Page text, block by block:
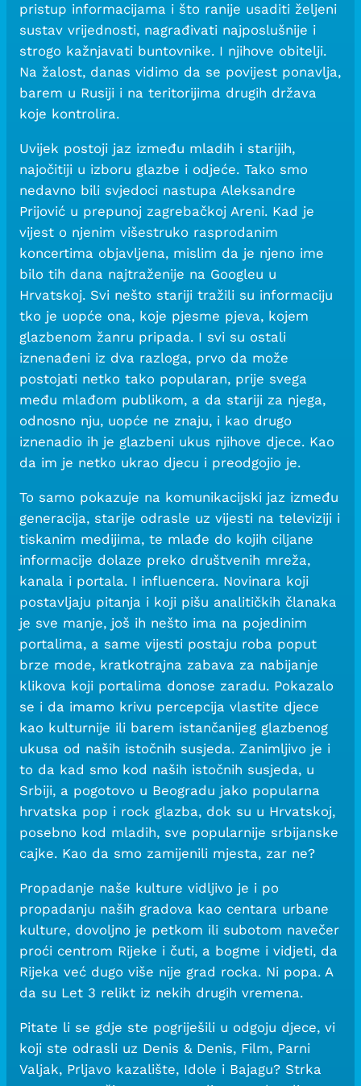
pristup informacijama i što ranije usaditi željeni
sustav vrijednosti, nagrađivati najposlušnije i
strogo kažnjavati buntovnike. I njihove obitelji.
Na žalost, danas vidimo da se povijest ponavlja,
barem u Rusiji i na teritorijima drugih država
koje kontrolira.
Uvijek postoji jaz između mladih i starijih,
najočitiji u izboru glazbe i odjeće. Tako smo
nedavno bili svjedoci nastupa Aleksandre
Prijović u prepunoj zagrebačkoj Areni. Kad je
vijest o njenim višestruko rasprodanim
koncertima objavljena, mislim da je njeno ime
bilo tih dana najtraženije na Googleu u
Hrvatskoj. Svi nešto stariji tražili su informaciju
tko je uopće ona, koje pjesme pjeva, kojem
glazbenom žanru pripada. I svi su ostali
iznenađeni iz dva razloga, prvo da može
postojati netko tako popularan, prije svega
među mlađom publikom, a da stariji za njega,
odnosno nju, uopće ne znaju, i kao drugo
iznenadio ih je glazbeni ukus njihove djece. Kao
da im je netko ukrao djecu i preodgojio je.
To samo pokazuje na komunikacijski jaz između
generacija, starije odrasle uz vijesti na televiziji i
tiskanim medijima, te mlađe do kojih ciljane
informacije dolaze preko društvenih mreža,
kanala i portala. I influencera. Novinara koji
postavljaju pitanja i koji pišu analitičkih članaka
je sve manje, još ih nešto ima na pojedinim
portalima, a same vijesti postaju roba poput
brze mode, kratkotrajna zabava za nabijanje
klikova koji portalima donose zaradu. Pokazalo
se i da imamo krivu percepcija vlastite djece
kao kulturnije ili barem istančanijeg glazbenog
ukusa od naših istočnih susjeda. Zanimljivo je i
to da kad smo kod naših istočnih susjeda, u
Srbiji, a pogotovo u Beogradu jako popularna
hrvatska pop i rock glazba, dok su u Hrvatskoj,
posebno kod mladih, sve popularnije srbijanske
cajke. Kao da smo zamijenili mjesta, zar ne?
Propadanje naše kulture vidljivo je i po
propadanju naših gradova kao centara urbane
kulture, dovoljno je petkom ili subotom navečer
proći centrom Rijeke i čuti, a bogme i vidjeti, da
Rijeka već dugo više nije grad rocka. Ni popa. A
da su Let 3 relikt iz nekih drugih vremena.
Pitate li se gdje ste pogriješili u odgoju djece, vi
koji ste odrasli uz Denis & Denis, Film, Parni
Valjak, Prljavo kazalište, Idole i Bajagu? Strka